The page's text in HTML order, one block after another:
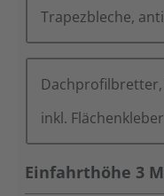
Trapezbleche,
Dachprofilbretter,
inkl. Flächenkleber
Einfahrthöhe 3